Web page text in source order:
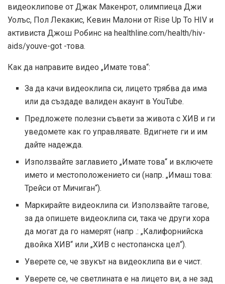
видеоклипове от Джак Макенрот, олимпиеца Джи
Уолъс, Пол Лекакис, Кевин Малони от Rise Up To HIV и
активиста Джош Робинс на healthline.com/health/hiv-
aids/youve-got -това.
Как да направите видео „Имате това“:
За да качи видеоклипа си, лицето трябва да има
или да създаде валиден акаунт в YouTube.
Предложете полезни съвети за живота с ХИВ и ги
уведомете как го управлявате. Вдигнете ги и им
дайте надежда.
Използвайте заглавието „Имате това“ и включете
името и местоположението си (напр. „Имаш това:
Трейси от Мичиган“).
Маркирайте видеоклипа си. Използвайте тагове,
за да опишете видеоклипа си, така че други хора
да могат да го намерят (напр .: „Калифорнийска
двойка ХИВ“ или „ХИВ с нестопанска цел“).
Уверете се, че звукът на видеоклипа ви е чист.
Уверете се, че светлината е на лицето ви, а не зад